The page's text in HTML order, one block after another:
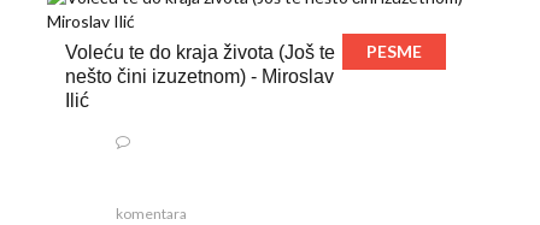
Voleću te do kraja života (Još te
nešto čini izuzetnom) - Miroslav
Ilić
PESME
komentara